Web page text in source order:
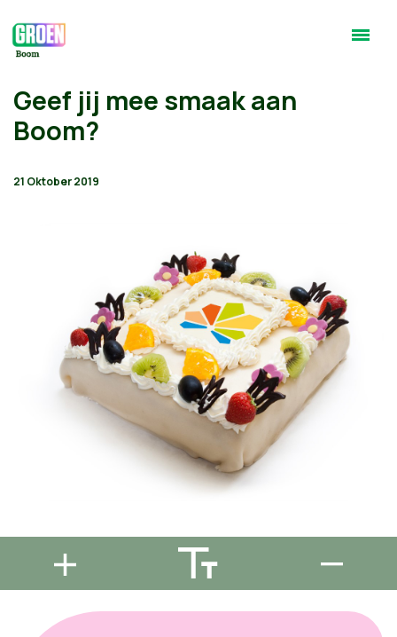
Geef jij mee smaak aan
Boom?
21 Oktober 2019